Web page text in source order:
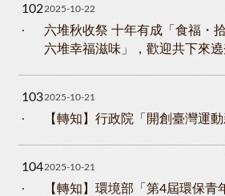
1022025-10-22
六堆秋收祭 十年有成「食福・
六堆幸福滋味」，歡迎共下來遶
1032025-10-21
【轉知】行政院「開創臺灣運
1042025-10-21
【轉知】環境部「第4屆環保青